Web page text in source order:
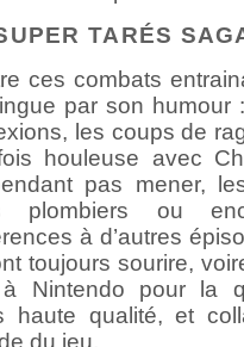
TARÉS
ces combats
par son humour
les coups de
houleuse avec
pas mener,
plombiers ou
à d’autres
toujours sourire,
à Nintendo pour la
haute qualité, et
du jeu.